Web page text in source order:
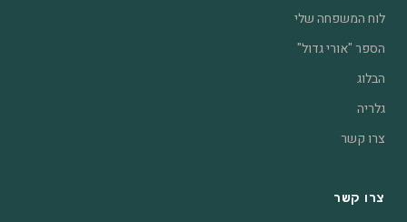
לוח המשפחה שלי
הספר "אורי גדול"
הבלוג
גלריה
צרו קשר
צרו קשר